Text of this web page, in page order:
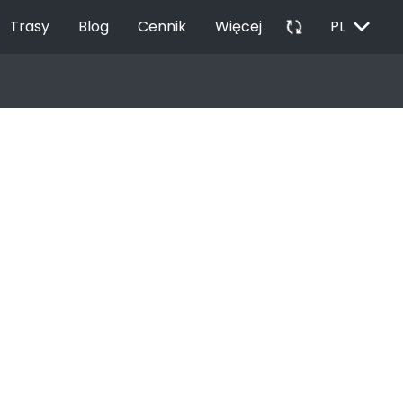
Trasy Blog Cennik Więcej autorenew PL EXPAND_MORE